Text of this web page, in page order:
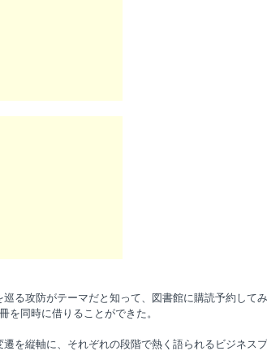
る攻防がテーマだと知って、図書館に購読予約してみ
を同時に借りることができた。
を縦軸に、それぞれの段階で熱く語られるビジネス